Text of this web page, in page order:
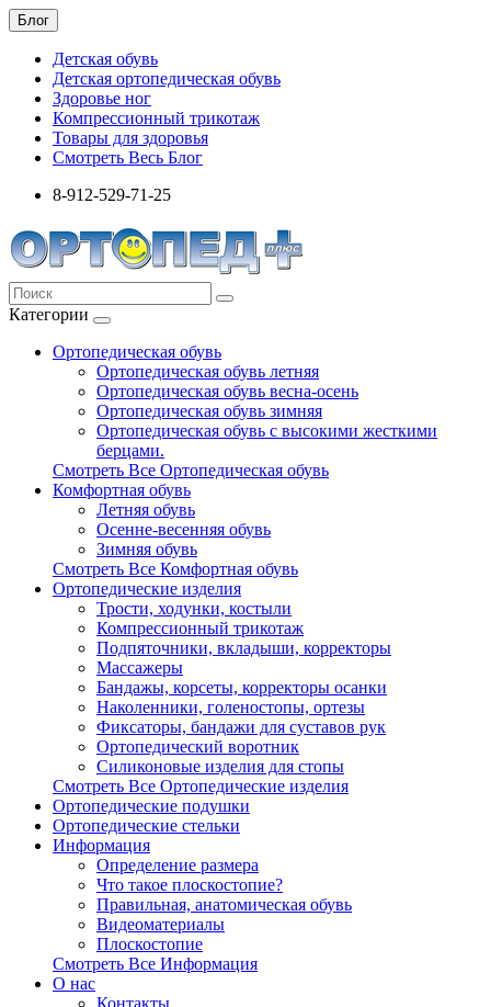
Блог
Детская обувь
Детская ортопедическая обувь
Здоровье ног
Компрессионный трикотаж
Товары для здоровья
Смотреть Весь Блог
8-912-529-71-25
Категории
Ортопедическая обувь
Ортопедическая обувь летняя
Ортопедическая обувь весна-осень
Ортопедическая обувь зимняя
Ортопедическая обувь с высокими жесткими
берцами.
Смотреть Все Ортопедическая обувь
Комфортная обувь
Летняя обувь
Осенне-весенняя обувь
Зимняя обувь
Смотреть Все Комфортная обувь
Ортопедические изделия
Трости, ходунки, костыли
Компрессионный трикотаж
Подпяточники, вкладыши, корректоры
Массажеры
Бандажы, корсеты, корректоры осанки
Наколенники, голеностопы, ортезы
Фиксаторы, бандажи для суставов рук
Ортопедический воротник
Силиконовые изделия для стопы
Смотреть Все Ортопедические изделия
Ортопедические подушки
Ортопедические стельки
Информация
Определение размера
Что такое плоскостопие?
Правильная, анатомическая обувь
Видеоматериалы
Плоскостопие
Смотреть Все Информация
О нас
Контакты